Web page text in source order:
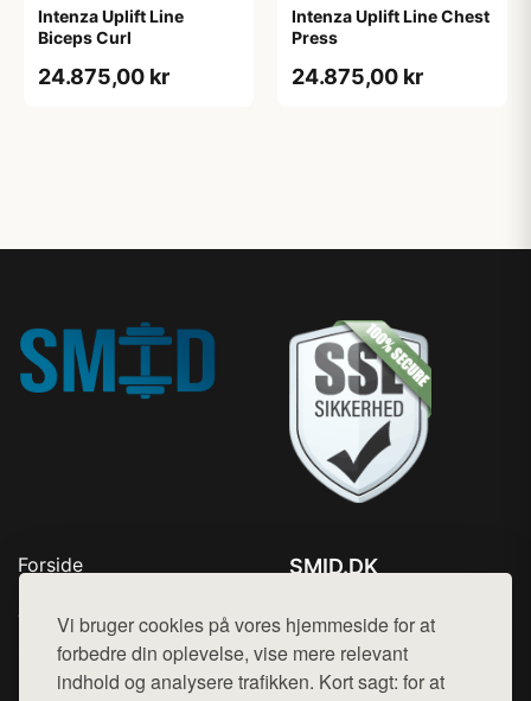
Vi bruger cookies på vores hjemmeside for at
forbedre din oplevelse, vise mere relevant
indhold og analysere trafikken. Kort sagt: for at
Intenza Uplift Line
Biceps Curl
24.875,00 kr
Intenza Uplift Line Chest
Press
24.875,00 kr
Forside
Top Rabatter
Kontakt
SMID.DK
Mail: hej@want.dk